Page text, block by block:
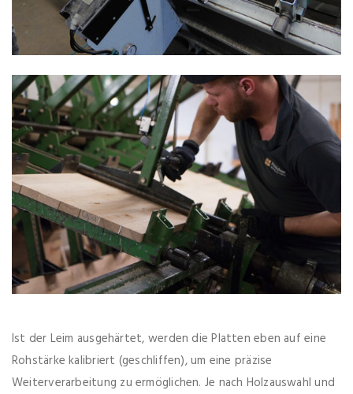
Ist der Leim ausgehärtet, werden die Platten eben auf eine
Rohstärke kalibriert (geschliffen), um eine präzise
Weiterverarbeitung zu ermöglichen. Je nach Holzauswahl und